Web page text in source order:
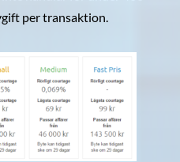
per transaktion.